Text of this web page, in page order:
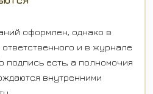
оформлен, однако в
и в журнале
подпись есть, а полномочия
внутренними